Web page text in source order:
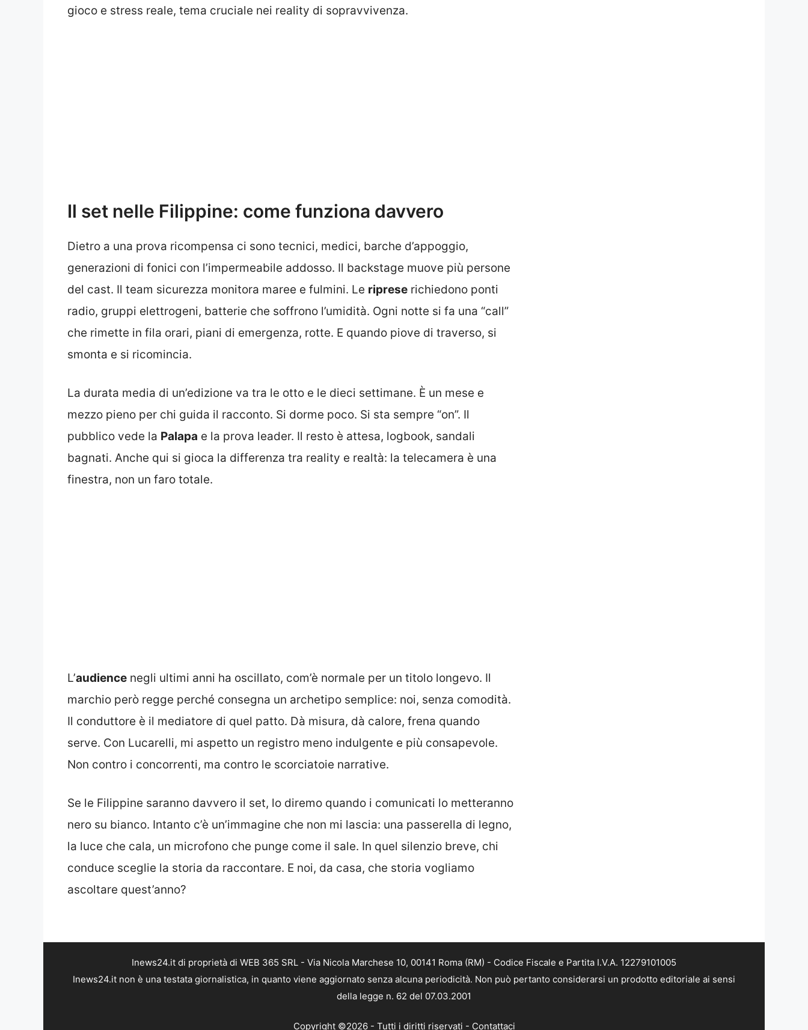
gioco e stress reale, tema cruciale nei reality di sopravvivenza.
Il set nelle Filippine: come funziona davvero
Dietro a una prova ricompensa ci sono tecnici, medici, barche d’appoggio,
generazioni di fonici con l’impermeabile addosso. Il backstage muove più persone
del cast. Il team sicurezza monitora maree e fulmini. Le riprese richiedono ponti
radio, gruppi elettrogeni, batterie che soffrono l’umidità. Ogni notte si fa una “call”
che rimette in fila orari, piani di emergenza, rotte. E quando piove di traverso, si
smonta e si ricomincia.
La durata media di un’edizione va tra le otto e le dieci settimane. È un mese e
mezzo pieno per chi guida il racconto. Si dorme poco. Si sta sempre “on”. Il
pubblico vede la Palapa e la prova leader. Il resto è attesa, logbook, sandali
bagnati. Anche qui si gioca la differenza tra reality e realtà: la telecamera è una
finestra, non un faro totale.
L’audience negli ultimi anni ha oscillato, com’è normale per un titolo longevo. Il
marchio però regge perché consegna un archetipo semplice: noi, senza comodità.
Il conduttore è il mediatore di quel patto. Dà misura, dà calore, frena quando
serve. Con Lucarelli, mi aspetto un registro meno indulgente e più consapevole.
Non contro i concorrenti, ma contro le scorciatoie narrative.
Se le Filippine saranno davvero il set, lo diremo quando i comunicati lo metteranno
nero su bianco. Intanto c’è un’immagine che non mi lascia: una passerella di legno,
la luce che cala, un microfono che punge come il sale. In quel silenzio breve, chi
conduce sceglie la storia da raccontare. E noi, da casa, che storia vogliamo
ascoltare quest’anno?
Inews24.it di proprietà di WEB 365 SRL - Via Nicola Marchese 10, 00141 Roma (RM) - Codice Fiscale e Partita I.V.A. 12279101005
Inews24.it non è una testata giornalistica, in quanto viene aggiornato senza alcuna periodicità. Non può pertanto considerarsi un prodotto editoriale ai sensi
della legge n. 62 del 07.03.2001
Copyright ©2026 - Tutti i diritti riservati - Contattaci